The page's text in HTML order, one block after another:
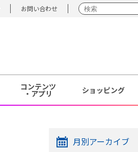
お問い合わせ
コンテンツ
・アプリ ショッピング
月別アーカイブ